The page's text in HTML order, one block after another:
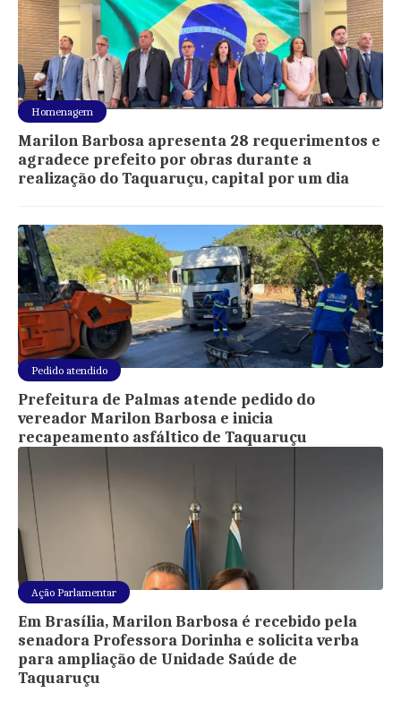
Homenagem
Marilon Barbosa apresenta 28 requerimentos e
agradece prefeito por obras durante a
realização do Taquaruçu, capital por um dia
Pedido atendido
Prefeitura de Palmas atende pedido do
vereador Marilon Barbosa e inicia
recapeamento asfáltico de Taquaruçu
Ação Parlamentar
Em Brasília, Marilon Barbosa é recebido pela
senadora Professora Dorinha e solicita verba
para ampliação de Unidade Saúde de
Taquaruçu